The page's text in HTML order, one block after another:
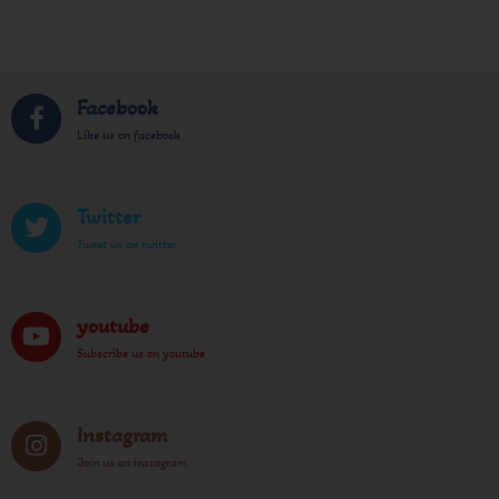
Facebook
Like us on facebook
Twitter
Tweet us on twitter
youtube
Subscribe us on youtube
Instagram
Join us on instagram